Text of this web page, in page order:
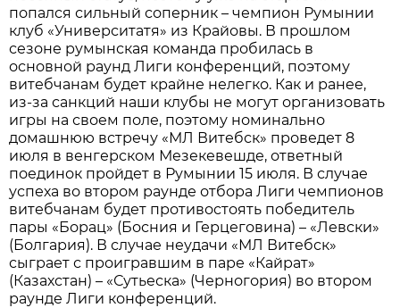
попался сильный соперник – чемпион Румынии
клуб «Университатя» из Крайовы. В прошлом
сезоне румынская команда пробилась в
основной раунд Лиги конференций, поэтому
витебчанам будет крайне нелегко. Как и ранее,
из-за санкций наши клубы не могут организовать
игры на своем поле, поэтому номинально
домашнюю встречу «МЛ Витебск» проведет 8
июля в венгерском Мезекевешде, ответный
поединок пройдет в Румынии 15 июля. В случае
успеха во втором раунде отбора Лиги чемпионов
витебчанам будет противостоять победитель
пары «Борац» (Босния и Герцеговина) – «Левски»
(Болгария). В случае неудачи «МЛ Витебск»
сыграет с проигравшим в паре «Кайрат»
(Казахстан) – «Сутьеска» (Черногория) во втором
раунде Лиги конференций.